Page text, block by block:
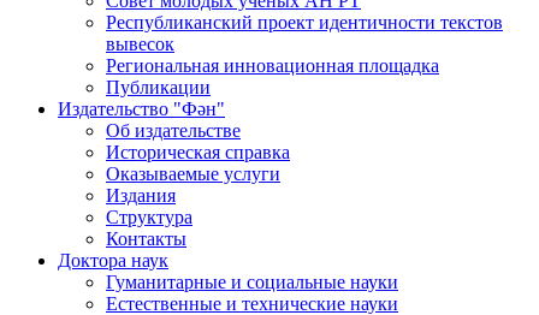
Республиканский проект идентичности текстов
вывесок
Региональная инновационная площадка
Публикации
Издательство "Фән"
Об издательстве
Историческая справка
Оказываемые услуги
Издания
Структура
Контакты
Доктора наук
Гуманитарные и социальные науки
Естественные и технические науки